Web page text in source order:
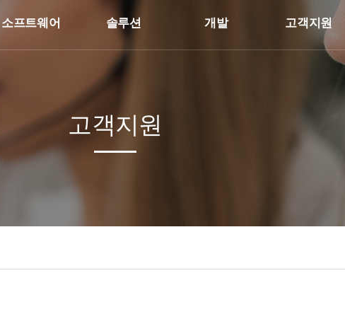
소프트웨어 솔루션 개발 고객지원
고객지원